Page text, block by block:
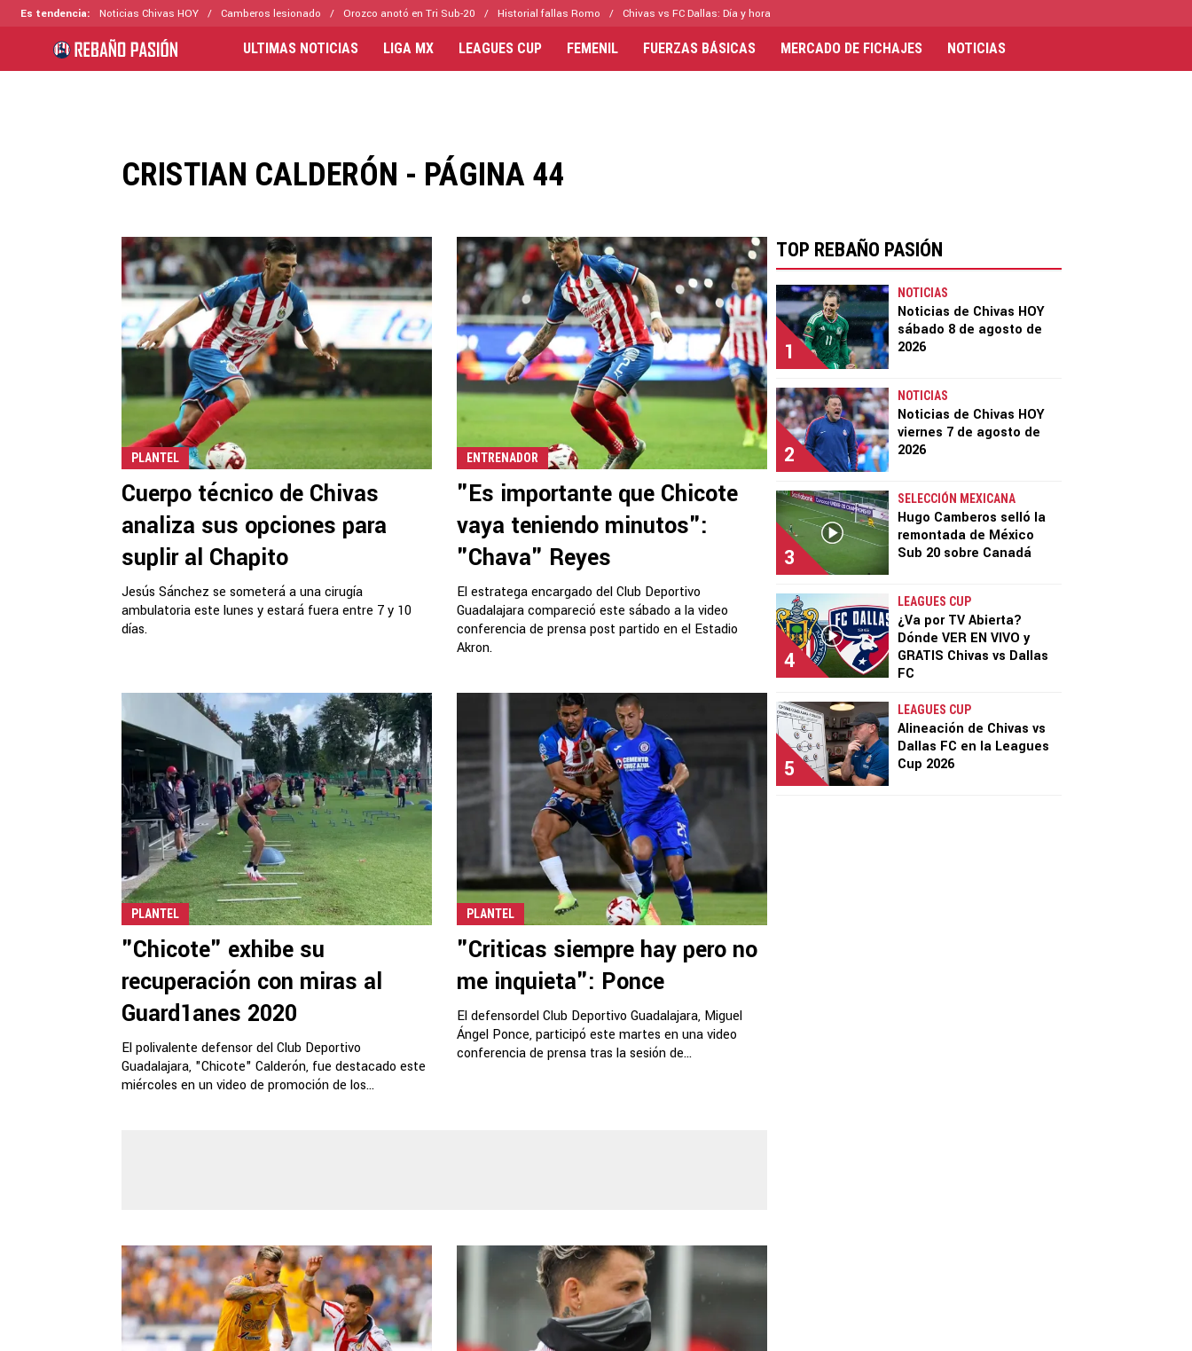
Es tendencia: Noticias Chivas HOY Camberos lesionado Orozco anotó en Tri Sub-20 Historial fallas Romo Chivas vs FC Dallas: Día y hora
ULTIMAS NOTICIAS LIGA MX LEAGUES CUP FEMENIL FUERZAS BÁSICAS MERCADO DE FICHAJES NOTICIAS
CRISTIAN CALDERÓN - PÁGINA 44
PLANTEL
Cuerpo técnico de Chivas
analiza sus opciones para
suplir al Chapito
Jesús Sánchez se someterá a una cirugía
ambulatoria este lunes y estará fuera entre 7 y 10
días.
ENTRENADOR
"Es importante que Chicote
vaya teniendo minutos":
"Chava" Reyes
El estratega encargado del Club Deportivo
Guadalajara compareció este sábado a la video
conferencia de prensa post partido en el Estadio
Akron.
PLANTEL
"Chicote" exhibe su
recuperación con miras al
Guard1anes 2020
El polivalente defensor del Club Deportivo
Guadalajara, "Chicote" Calderón, fue destacado este
miércoles en un video de promoción de los...
PLANTEL
"Criticas siempre hay pero no
me inquieta": Ponce
El defensordel Club Deportivo Guadalajara, Miguel
Ángel Ponce, participó este martes en una video
conferencia de prensa tras la sesión de...
TOP REBAÑO PASIÓN
1
NOTICIAS
Noticias de Chivas HOY
sábado 8 de agosto de
2026
2
NOTICIAS
Noticias de Chivas HOY
viernes 7 de agosto de
2026
3
SELECCIÓN MEXICANA
Hugo Camberos selló la
remontada de México
Sub 20 sobre Canadá
4
LEAGUES CUP
¿Va por TV Abierta?
Dónde VER EN VIVO y
GRATIS Chivas vs Dallas
FC
5
LEAGUES CUP
Alineación de Chivas vs
Dallas FC en la Leagues
Cup 2026